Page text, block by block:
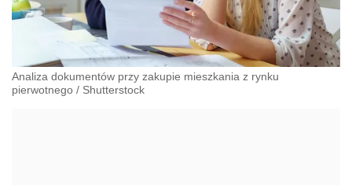
Analiza dokumentów przy zakupie mieszkania z rynku
pierwotnego / Shutterstock